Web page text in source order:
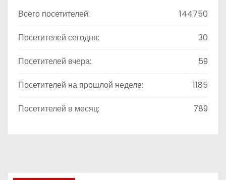
144750
Всего посетителей:
30
Посетителей сегодня:
59
Посетителей вчера:
1185
Посетителей на прошлой неделе:
789
Посетителей в месяц: